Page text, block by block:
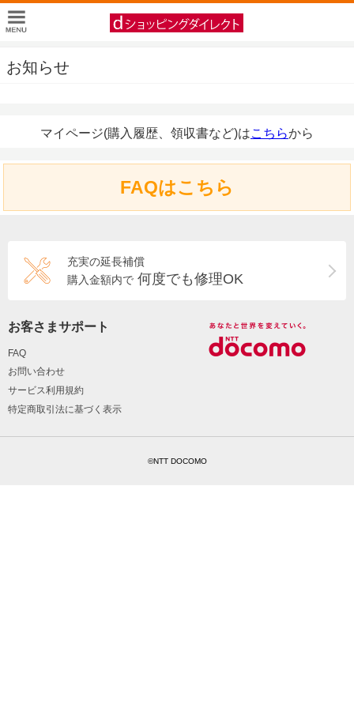
お知らせ
マイページ(購入履歴、領収書など)はこちらから
FAQはこちら
充実の延長補償
購入金額内で 何度でも修理OK
お客さまサポート
FAQ
お問い合わせ
サービス利用規約
特定商取引法に基づく表示
©NTT DOCOMO